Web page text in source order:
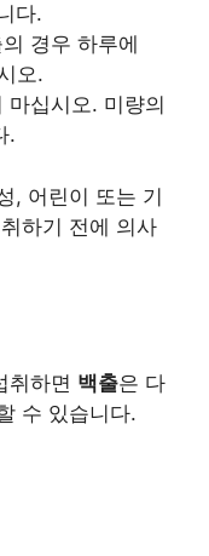
다.
경우 하루에
오.
마십시오. 미량의
.
, 어린이 또는 기
하기 전에 의사
취하면 백출은 다
수 있습니다.